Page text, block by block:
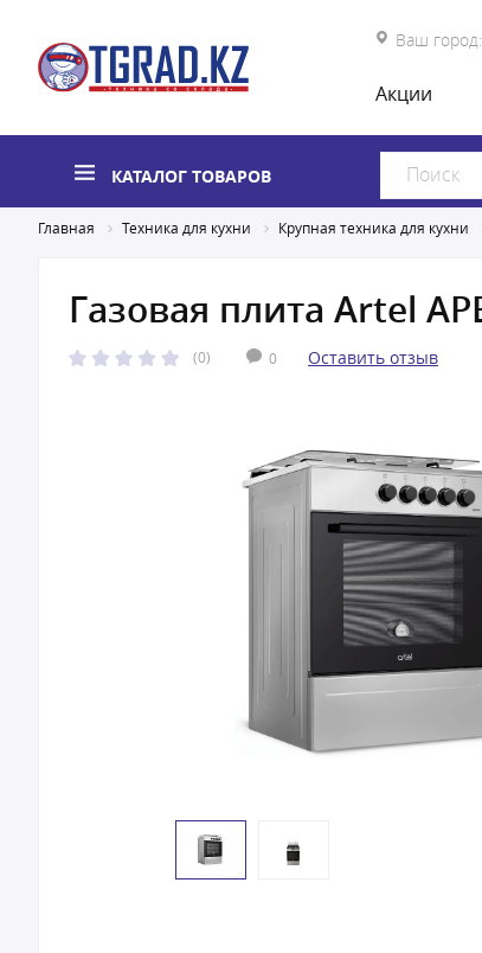
Ваш город:
Акции
КАТАЛОГ ТОВАРОВ
Главная Техника для кухни Крупная техника для кухни
Газовая плита Artel
(0) 0 Оставить отзыв